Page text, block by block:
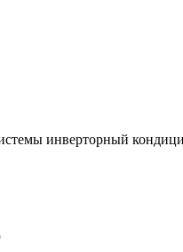
инверторный